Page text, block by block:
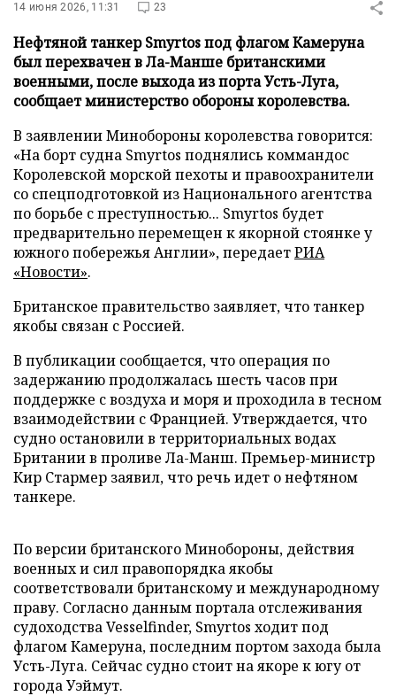
14 июня 2026, 11:31 23
Нефтяной танкер Smyrtos под флагом Камеруна
был перехвачен в Ла-Манше британскими
военными, после выхода из порта Усть-Луга,
сообщает министерство обороны королевства.
В заявлении Минобороны королевства говорится:
«На борт судна Smyrtos поднялись коммандос
Королевской морской пехоты и правоохранители
со спецподготовкой из Национального агентства
по борьбе с преступностью... Smyrtos будет
предварительно перемещен к якорной стоянке у
южного побережья Англии», передаетРИА
«Новости».
Британское правительство заявляет, что танкер
якобы связан с Россией.
В публикации сообщается, что операция по
задержанию продолжалась шесть часов при
поддержке с воздуха и моря и проходила в тесном
взаимодействии с Францией. Утверждается, что
судно остановили в территориальных водах
Британии в проливе Ла-Манш. Премьер-министр
Кир Стармер заявил, что речь идет о нефтяном
танкере.
По версии британского Минобороны, действия
военных и сил правопорядка якобы
соответствовали британскому и международному
праву. Согласно данным портала отслеживания
судоходства Vesselfinder, Smyrtos ходит под
флагом Камеруна, последним портом захода была
Усть-Луга. Сейчас судно стоит на якоре к югу от
города Уэймут.